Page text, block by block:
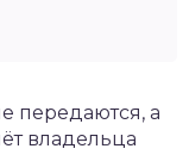
передаются, а
владельца